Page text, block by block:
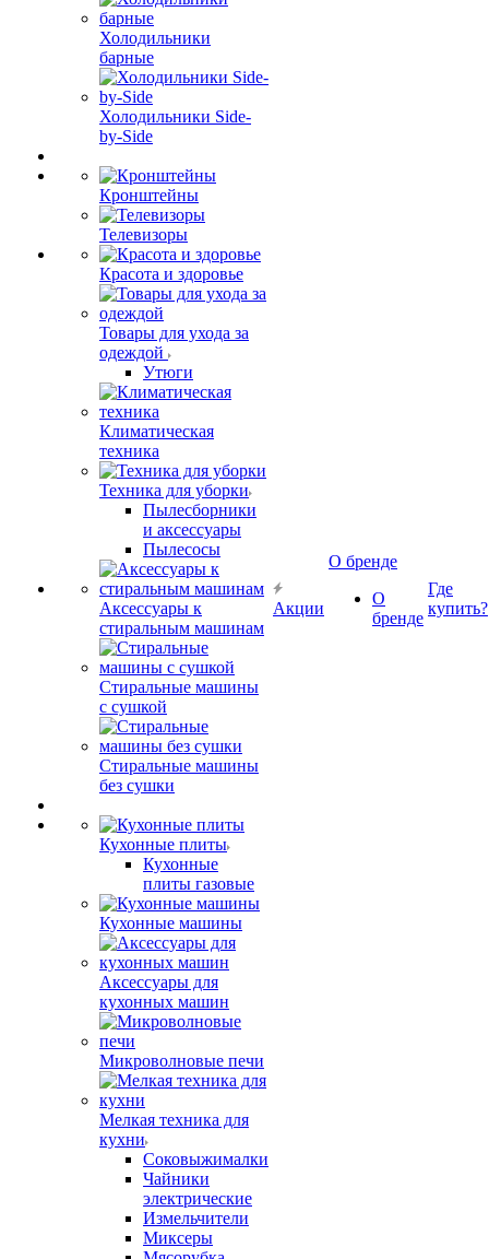
Холодильники
барные
Холодильники Side-
by-Side
Кронштейны
Телевизоры
Красота и здоровье
Товары для ухода за
одеждой
Утюги
Климатическая
техника
Техника для уборки
Пылесборники
и аксессуары
Пылесосы
Аксессуары к
стиральным машинам
Стиральные машины
с сушкой
Стиральные машины
без сушки
Кухонные плиты
Кухонные
плиты газовые
Кухонные машины
Аксессуары для
кухонных машин
Микроволновые печи
Мелкая техника для
кухни
Соковыжималки
Чайники
электрические
Измельчители
Миксеры
Акции
О бренде
О
бренде
Где
купить?